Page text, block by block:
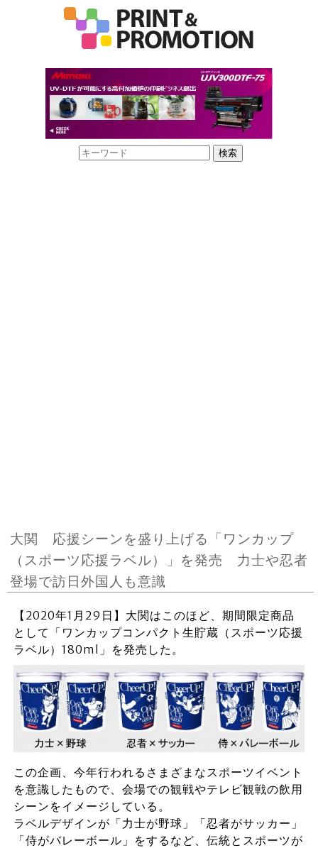
大関 応援シーンを盛り上げる「ワンカップ
（スポーツ応援ラベル）」を発売 力士や忍者
登場で訪日外国人も意識
【2020年1月29日】大関はこのほど、期間限定商品
として「ワンカップコンパクト生貯蔵（スポーツ応援
ラベル）180ml」を発売した。
この企画、今年行われるさまざまなスポーツイベント
を意識したもので、会場での観戦やテレビ観戦の飲用
シーンをイメージしている。
ラベルデザインが「力士が野球」「忍者がサッカー」
「侍がバレーボール」をするなど、伝統とスポーツが